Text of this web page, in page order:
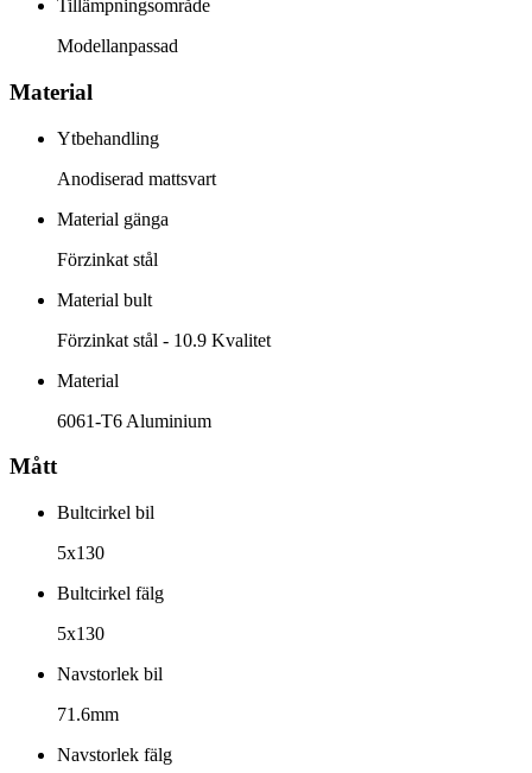
Tillämpningsområde
Modellanpassad
Material
Ytbehandling
Anodiserad mattsvart
Material gänga
Förzinkat stål
Material bult
Förzinkat stål - 10.9 Kvalitet
Material
6061-T6 Aluminium
Mått
Bultcirkel bil
5x130
Bultcirkel fälg
5x130
Navstorlek bil
71.6mm
Navstorlek fälg